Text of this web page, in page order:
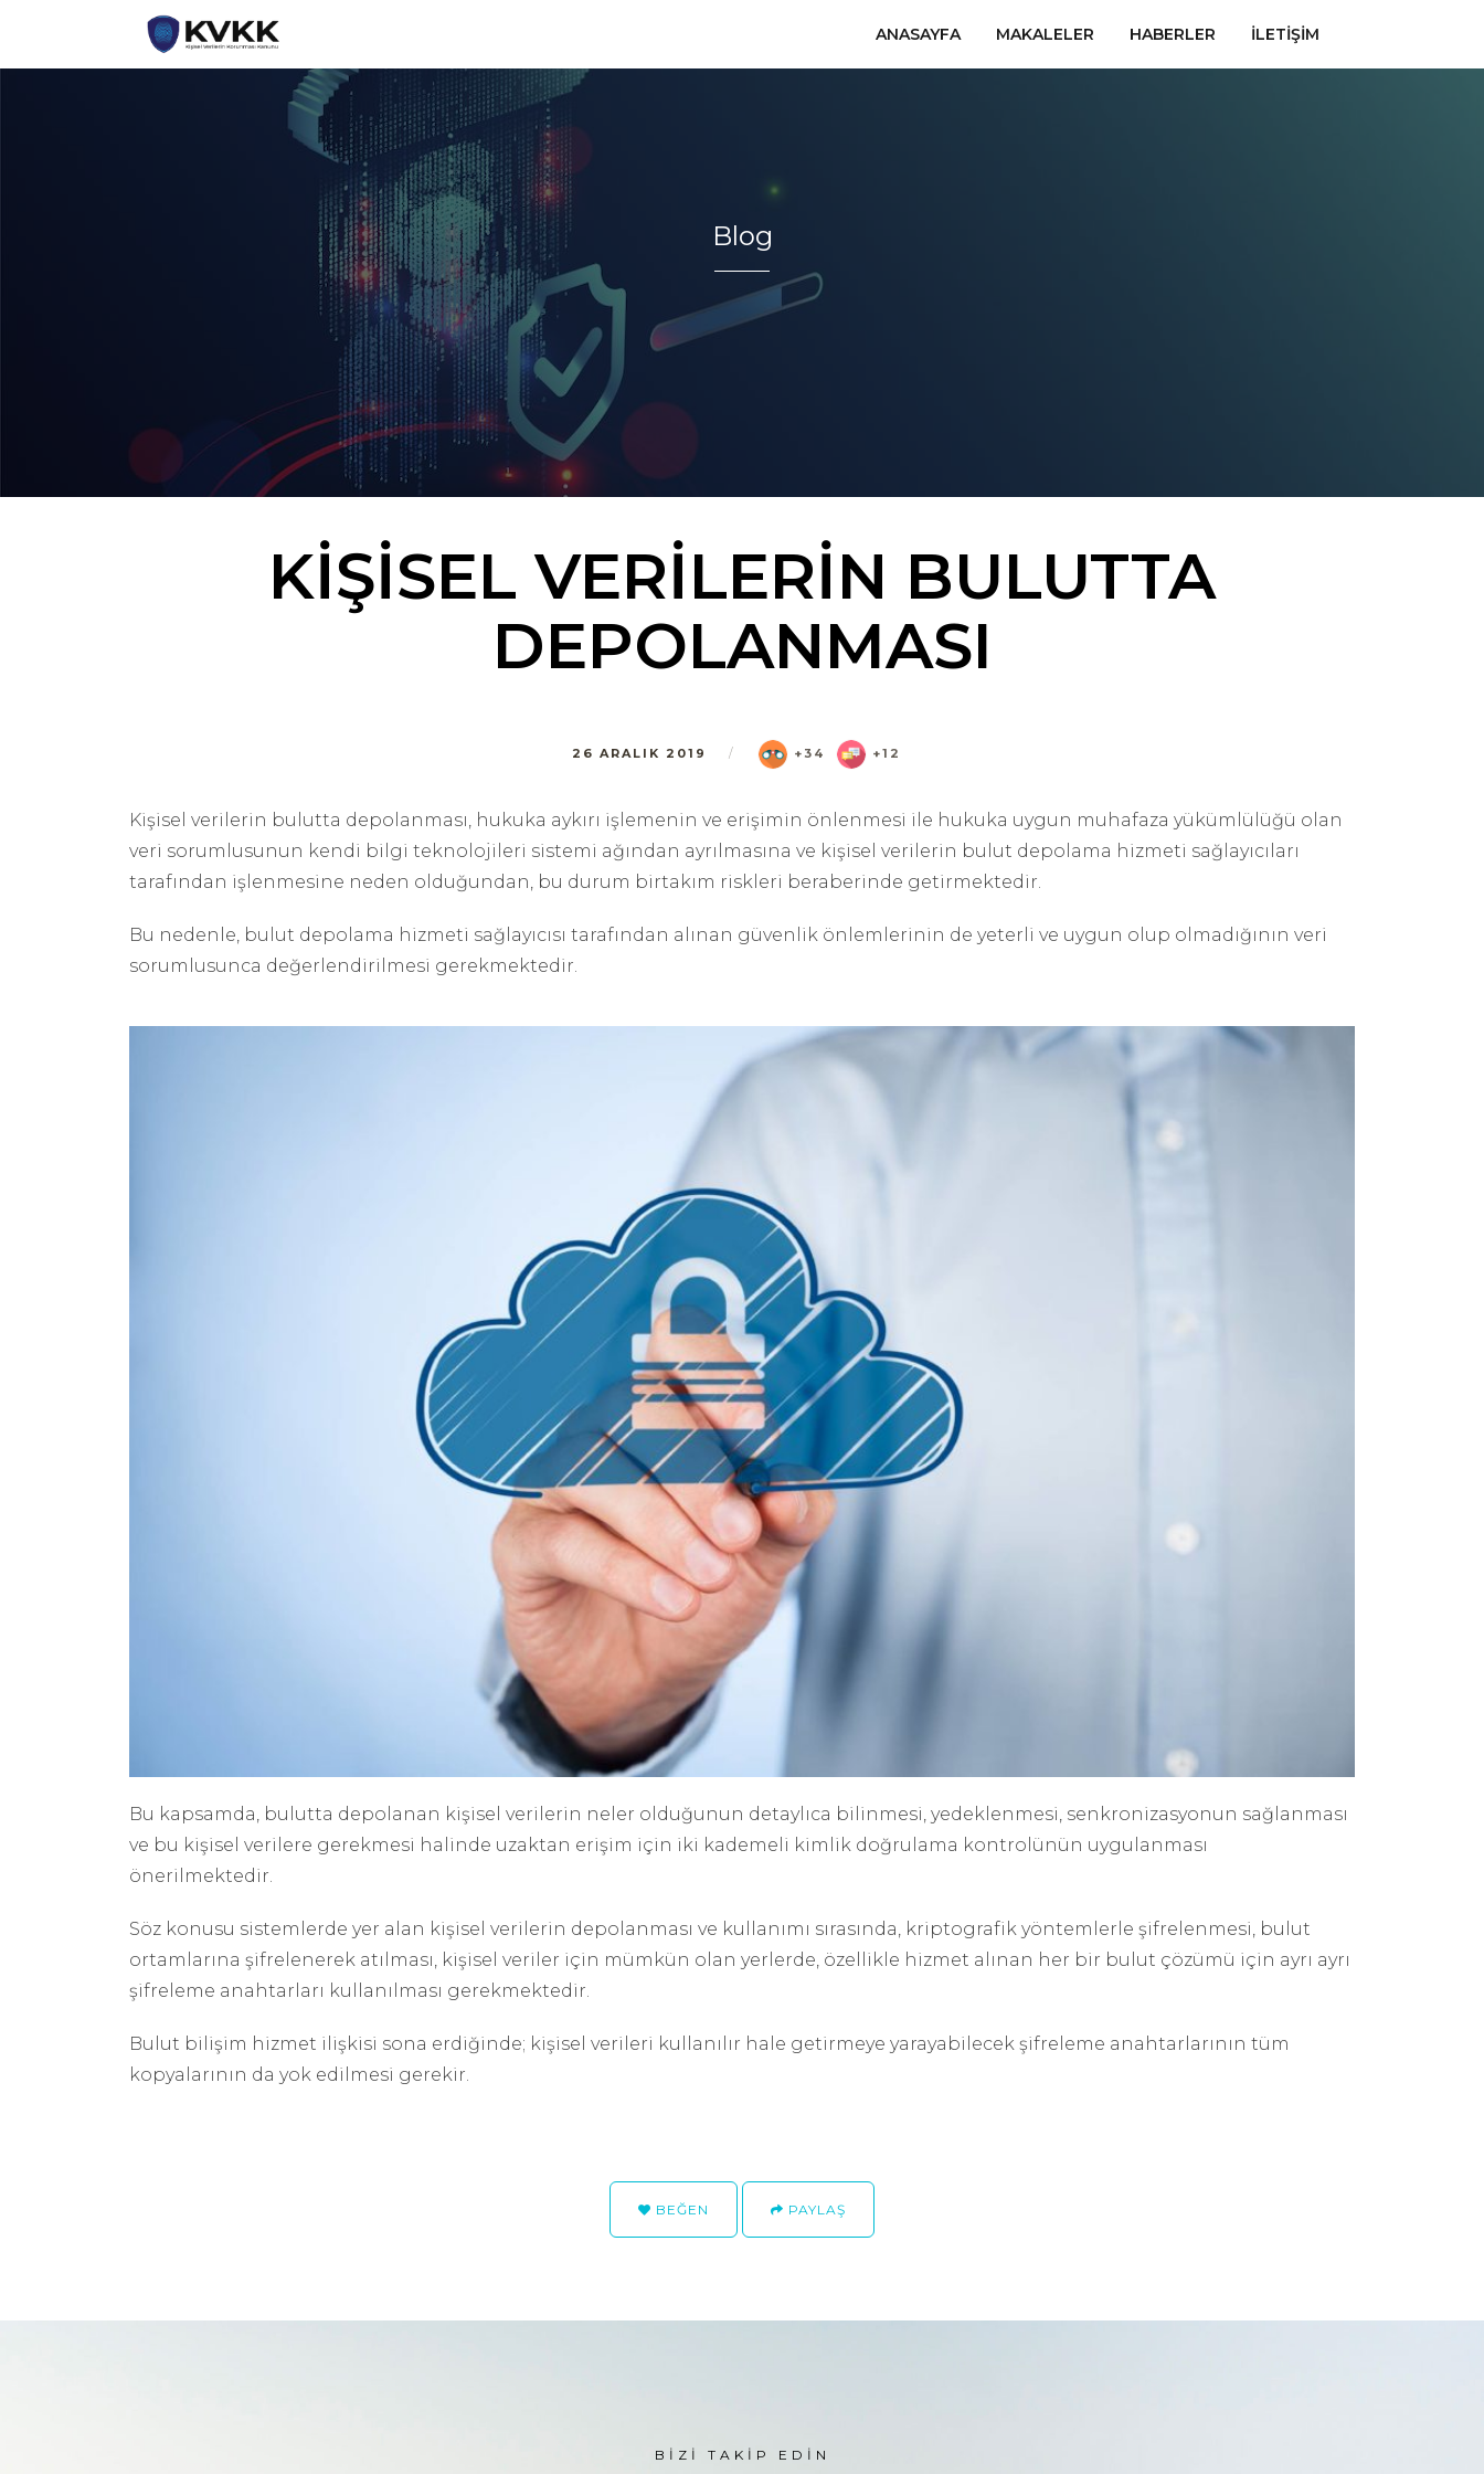
ANASAYFA MAKALELER HABERLER İLETIŞIM
Blog
KİŞİSEL VERİLERİN BULUTTA
DEPOLANMASI
26 ARALIK 2019 / +34 +12
Kişisel verilerin bulutta depolanması, hukuka aykırı işlemenin ve erişimin önlenmesi ile hukuka uygun muhafaza yükümlülüğü olan
veri sorumlusunun kendi bilgi teknolojileri sistemi ağından ayrılmasına ve kişisel verilerin bulut depolama hizmeti sağlayıcıları
tarafından işlenmesine neden olduğundan, bu durum birtakım riskleri beraberinde getirmektedir.
Bu nedenle, bulut depolama hizmeti sağlayıcısı tarafından alınan güvenlik önlemlerinin de yeterli ve uygun olup olmadığının veri
sorumlusunca değerlendirilmesi gerekmektedir.
Bu kapsamda, bulutta depolanan kişisel verilerin neler olduğunun detaylıca bilinmesi, yedeklenmesi, senkronizasyonun sağlanması
ve bu kişisel verilere gerekmesi halinde uzaktan erişim için iki kademeli kimlik doğrulama kontrolünün uygulanması
önerilmektedir.
Söz konusu sistemlerde yer alan kişisel verilerin depolanması ve kullanımı sırasında, kriptografik yöntemlerle şifrelenmesi, bulut
ortamlarına şifrelenerek atılması, kişisel veriler için mümkün olan yerlerde, özellikle hizmet alınan her bir bulut çözümü için ayrı ayrı
şifreleme anahtarları kullanılması gerekmektedir.
Bulut bilişim hizmet ilişkisi sona erdiğinde; kişisel verileri kullanılır hale getirmeye yarayabilecek şifreleme anahtarlarının tüm
kopyalarının da yok edilmesi gerekir.
BEĞEN PAYLAŞ
BIZI TAKIP EDIN